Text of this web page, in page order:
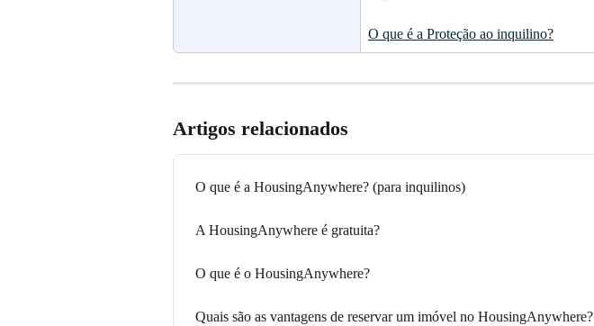
O que é a Proteção ao inquilino?
Artigos relacionados
O que é a HousingAnywhere? (para inquilinos)
A HousingAnywhere é gratuita?
O que é o HousingAnywhere?
Quais são as vantagens de reservar um imóvel no HousingAnywhere?